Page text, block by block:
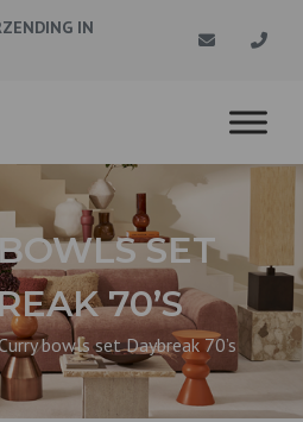
IN
SET
70’S
bowls set Daybreak 70’s